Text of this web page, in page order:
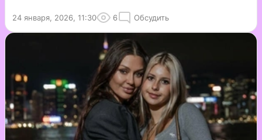
24 января, 2026, 11:30 6 Обсудить